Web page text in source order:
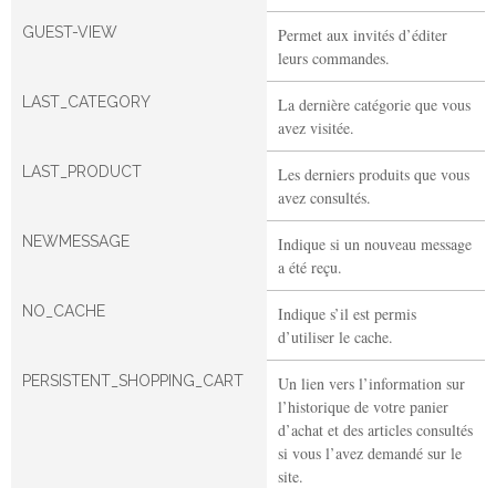
GUEST-VIEW
Permet aux invités d’éditer
leurs commandes.
LAST_CATEGORY
La dernière catégorie que vous
avez visitée.
LAST_PRODUCT
Les derniers produits que vous
avez consultés.
NEWMESSAGE
Indique si un nouveau message
a été reçu.
NO_CACHE
Indique s’il est permis
d’utiliser le cache.
PERSISTENT_SHOPPING_CART
Un lien vers l’information sur
l’historique de votre panier
d’achat et des articles consultés
si vous l’avez demandé sur le
site.